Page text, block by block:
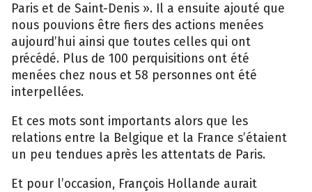
Paris et de Saint-Denis ». Il a ensuite ajouté que
nous pouvions être fiers des actions menées
aujourd’hui ainsi que toutes celles qui ont
précédé. Plus de 100 perquisitions ont été
menées chez nous et 58 personnes ont été
interpellées.
Et ces mots sont importants alors que les
relations entre la Belgique et la France s’étaient
un peu tendues après les attentats de Paris.
Et pour l’occasion, François Hollande aurait